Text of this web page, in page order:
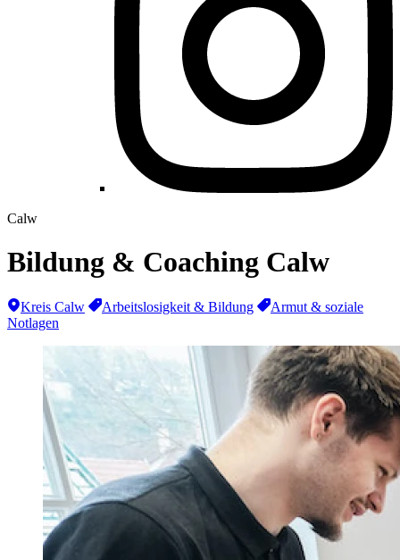
Calw
Bildung & Coaching Calw
Kreis Calw Arbeitslosigkeit & Bildung
Armut & soziale
Notlagen